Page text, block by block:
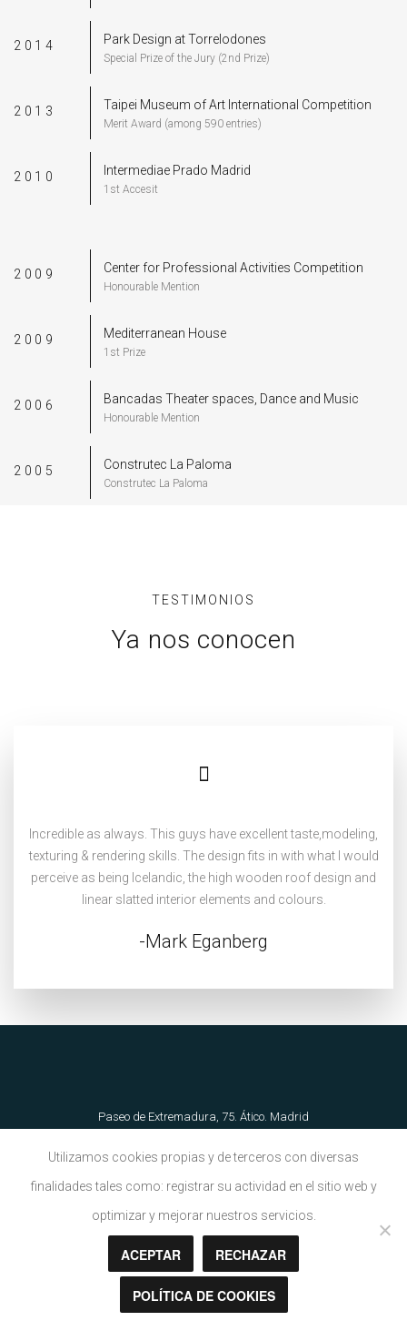
2014 Park Design at Torrelodones
Special Prize of the Jury (2nd Prize)
2013 Taipei Museum of Art International Competition
Merit Award (among 590 entries)
2010 Intermediae Prado Madrid
1st Accesit
2009 Center for Professional Activities Competition
Honourable Mention
2009 Mediterranean House
1st Prize
2006 Bancadas Theater spaces, Dance and Music
Honourable Mention
2005 Construtec La Paloma
Construtec La Paloma
TESTIMONIOS
Ya nos conocen
Incredible as always. This guys have excellent taste,modeling,
texturing & rendering skills. The design fits in with what I would
perceive as being Icelandic, the high wooden roof design and
linear slatted interior elements and colours.
Mark Eganberg
Paseo de Extremadura, 75. Ático. Madrid
Copyright © Torrado Arquitectura 2018
Utilizamos cookies propias y de terceros con diversas
finalidades tales como: registrar su actividad en el sitio web y
optimizar y mejorar nuestros servicios.
ACEPTAR RECHAZAR
POLÍTICA DE COOKIES